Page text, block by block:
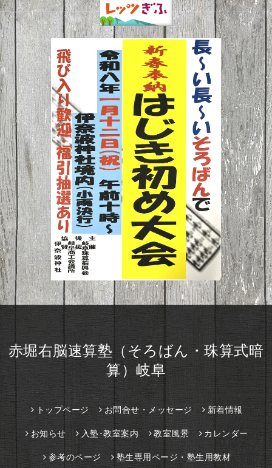
赤堀右脳速算塾（そろばん・珠算式暗
算）岐阜
トップページ お問合せ・メッセージ 新着情報
お知らせ 入塾･教室案内 教室風景 カレンダー
参考のページ 塾生専用ページ・塾生用教材